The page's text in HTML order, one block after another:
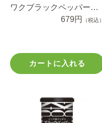
ワクブラックペッパー
679円 （税込）
カートに入れる